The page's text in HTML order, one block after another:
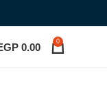
0
0.00